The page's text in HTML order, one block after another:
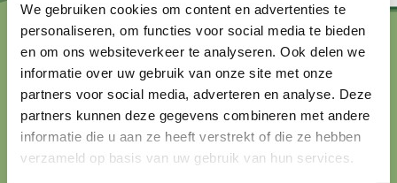
We gebruiken cookies om content en advertenties te
personaliseren, om functies voor social media te bieden
en om ons websiteverkeer te analyseren. Ook delen we
informatie over uw gebruik van onze site met onze
partners voor social media, adverteren en analyse. Deze
partners kunnen deze gegevens combineren met andere
informatie die u aan ze heeft verstrekt of die ze hebben
verzameld op basis van uw gebruik van hun services.
Contact?
hallo@boerenbuurmetnatuur.nl
Arthur van Schendelstraat 600
3511 MJ Utrecht